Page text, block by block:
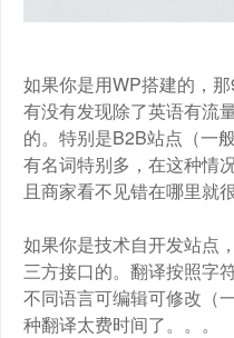
如果你是用WP搭建的，
有没有发现除了英语有流
的。特别是B2B站点（一
有名词特别多，在这种情
且商家看不见错在哪里就
如果你是技术自开发站点
三方接口的。翻译按照字
不同语言可编辑可修改（
种翻译太费时间了。。。